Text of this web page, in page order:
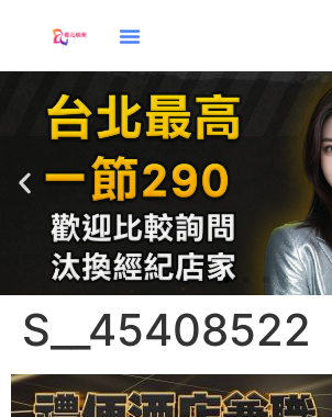
應徵
S__45408522